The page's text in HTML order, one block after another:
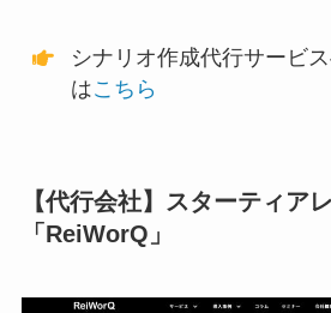
シナリオ作成代行サービ
はこちら
【代行会社】スターティア
「ReiWorQ」